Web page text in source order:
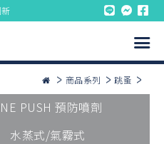
商品系列 跳蚤
PUSH 預防噴劑
水蒸式/氣霧式